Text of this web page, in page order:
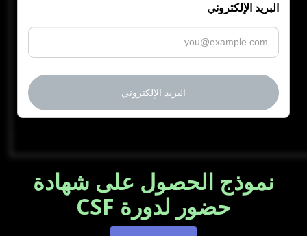
البريد الإلكتروني
البريد الإلكتروني
نموذج الحصول على شهادة
حضور لدورة CSF